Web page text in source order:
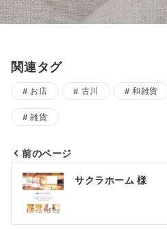
関連タグ
お店 古川 和雑貨
雑貨
投
稿
前のページ
サクラホーム 様